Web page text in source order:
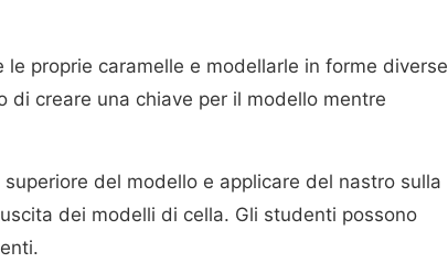
proprie caramelle e modellarle in forme diverse
di creare una chiave per il modello mentre
del modello e applicare del nastro sulla
dei modelli di cella. Gli studenti possono